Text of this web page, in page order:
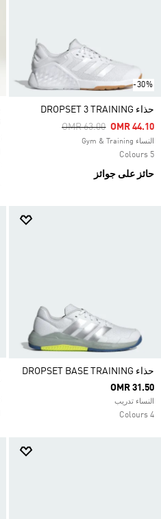
-30%
حذاء DROPSET 3 TRAINING
Price Reduced From
OMR 63.00ToOMR 44.10
النساء Gym & Training
5 Colours
حائز على جوائز
حذاء DROPSET BASE TRAINING
OMR 31.50
النساء تدريب
4 Colours